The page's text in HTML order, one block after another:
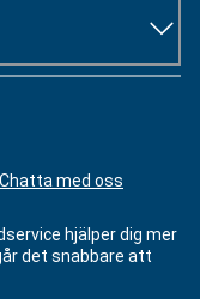
Chatta med oss
hjälper dig mer
det snabbare att